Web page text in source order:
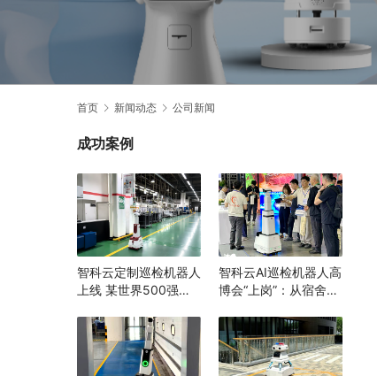
首页 新闻动态 公司新闻
成功案例
智科云定制巡检机器人
上线 某世界500强企
隐患，辅助生产管理
智科云AI巡检机器人高
博会“上岗”：从宿舍到
完“最后一公里”